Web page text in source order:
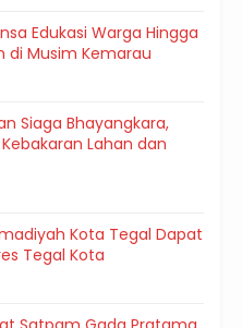
Edukasi Warga Hingga
di Musim Kemarau
Siaga Bhayangkara,
Lahan dan
Kota Tegal Dapat
Tegal Kota